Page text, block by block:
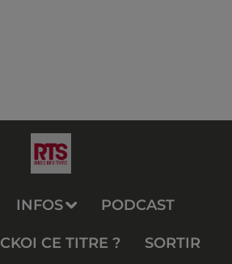
INFOS PODCAST
CKOI CE TITRE ? SORTIR